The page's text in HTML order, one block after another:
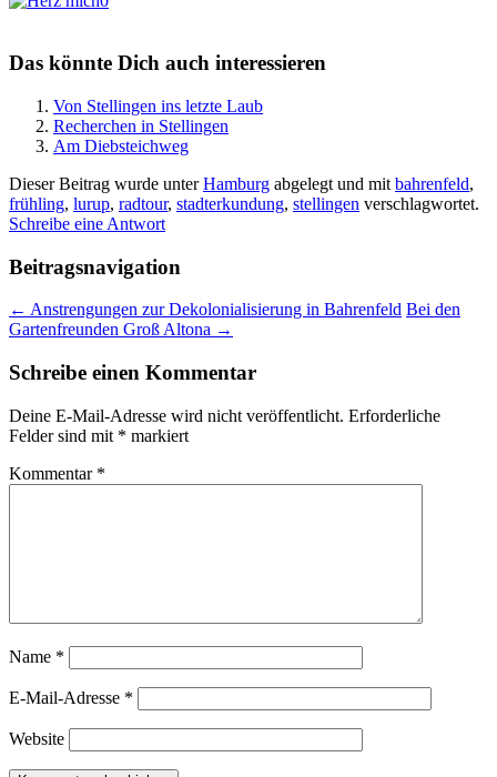
Das könnte Dich auch interessieren
Von Stellingen ins letzte Laub
Recherchen in Stellingen
Am Diebsteichweg
Dieser Beitrag wurde unterHamburg abgelegt und mit bahrenfeld,
frühling, lurup, radtour, stadterkundung, stellingen verschlagwortet.
Schreibe eine Antwort
Beitragsnavigation
← Anstrengungen zur Dekolonialisierung in Bahrenfeld Bei den
Gartenfreunden Groß Altona →
Schreibe einen Kommentar
Deine E-Mail-Adresse wird nicht veröffentlicht. Erforderliche
Felder sind mit * markiert
Kommentar *
Name *
E-Mail-Adresse *
Website